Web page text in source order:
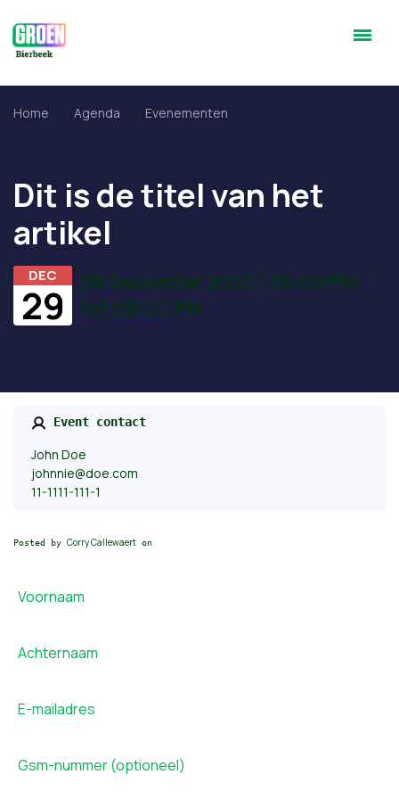
Home Agenda Evenementen
Dit is de titel van het
artikel
DEC
29
29 December 2022 / 06:00 PM
tot 09:00 PM
Event contact
John Doe
johnnie@doe.com
11-1111-111-1
Posted by Corry Callewaert on
Voornaam
Achternaam
E-mailadres
Gsm-nummer (optioneel)